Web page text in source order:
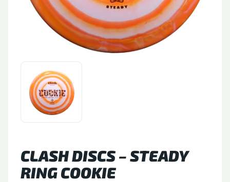
64
Sacs
CLASH DISCS – STEADY
RING COOKIE